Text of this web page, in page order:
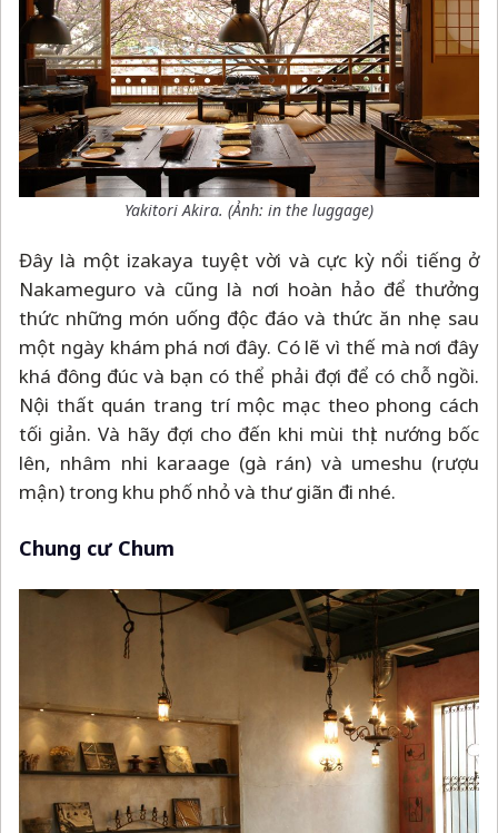
Yakitori Akira. (Ảnh: in the luggage)
Đây là một izakaya tuyệt vời và cực kỳ nổi tiếng ở
Nakameguro và cũng là nơi hoàn hảo để thưởng
thức những món uống độc đáo và thức ăn nhẹ sau
một ngày khám phá nơi đây. Có lẽ vì thế mà nơi đây
khá đông đúc và bạn có thể phải đợi để có chỗ ngồi.
Nội thất quán trang trí mộc mạc theo phong cách
tối giản. Và hãy đợi cho đến khi mùi thịt nướng bốc
lên, nhâm nhi karaage (gà rán) và umeshu (rượu
mận) trong khu phố nhỏ và thư giãn đi nhé.
Chung cư Chum